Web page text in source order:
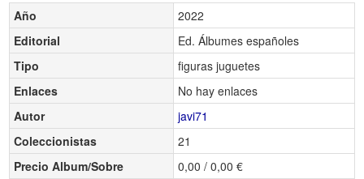
Año
2022
Editorial
Ed. Álbumes españoles
Tipo
figuras juguetes
Enlaces
No hay enlaces
Autor
javi71
Coleccionistas
21
Precio Album/Sobre
0,00 / 0,00 €